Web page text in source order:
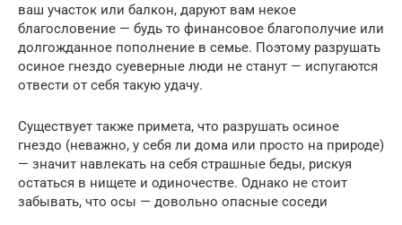
ваш участок или балкон, даруют вам некое
благословение — будь то финансовое благополучие или
долгожданное пополнение в семье. Поэтому разрушать
осиное гнездо суеверные люди не станут — испугаются
отвести от себя такую удачу.
Существует также примета, что разрушать осиное
гнездо (неважно, у себя ли дома или просто на природе)
— значит навлекать на себя страшные беды, рискуя
остаться в нищете и одиночестве. Однако не стоит
забывать, что осы — довольно опасные соседи